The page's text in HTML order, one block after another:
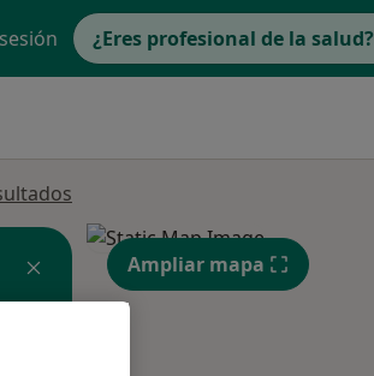
¿Eres profesional de la salud?
Ampliar mapa